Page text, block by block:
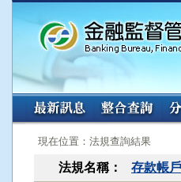
:::
現在位置：法規查詢結果
法規名稱： 存款帳